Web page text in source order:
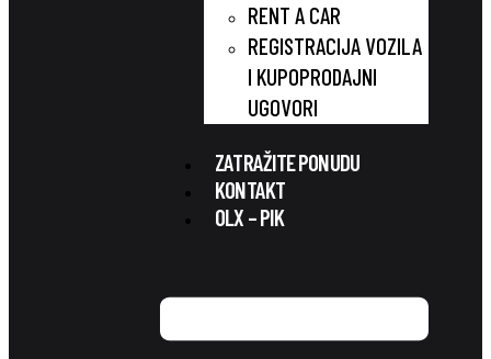
RENT A CAR
REGISTRACIJA VOZILA
I KUPOPRODAJNI
UGOVORI
ZATRAŽITE PONUDU
KONTAKT
OLX – PIK